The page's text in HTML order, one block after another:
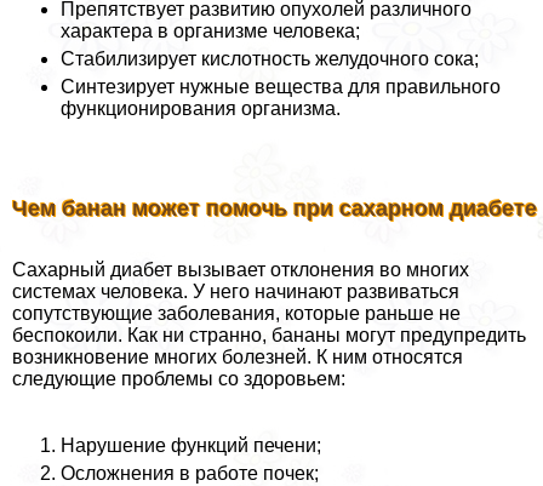
Препятствует развитию опухолей различного
хаpaктера в организме человека;
Стабилизирует кислотность желудочного сока;
Синтезирует нужные вещества для правильного
функционирования организма.
Чем банан может помочь при сахарном диабете
Сахарный диабет вызывает отклонения во многих
системах человека. У него начинают развиваться
сопутствующие заболевания, которые раньше не
беспокоили. Как ни странно, бананы могут предупредить
возникновение многих болезней. К ним относятся
следующие проблемы со здоровьем:
Нарушение функций печени;
Осложнения в работе почек;